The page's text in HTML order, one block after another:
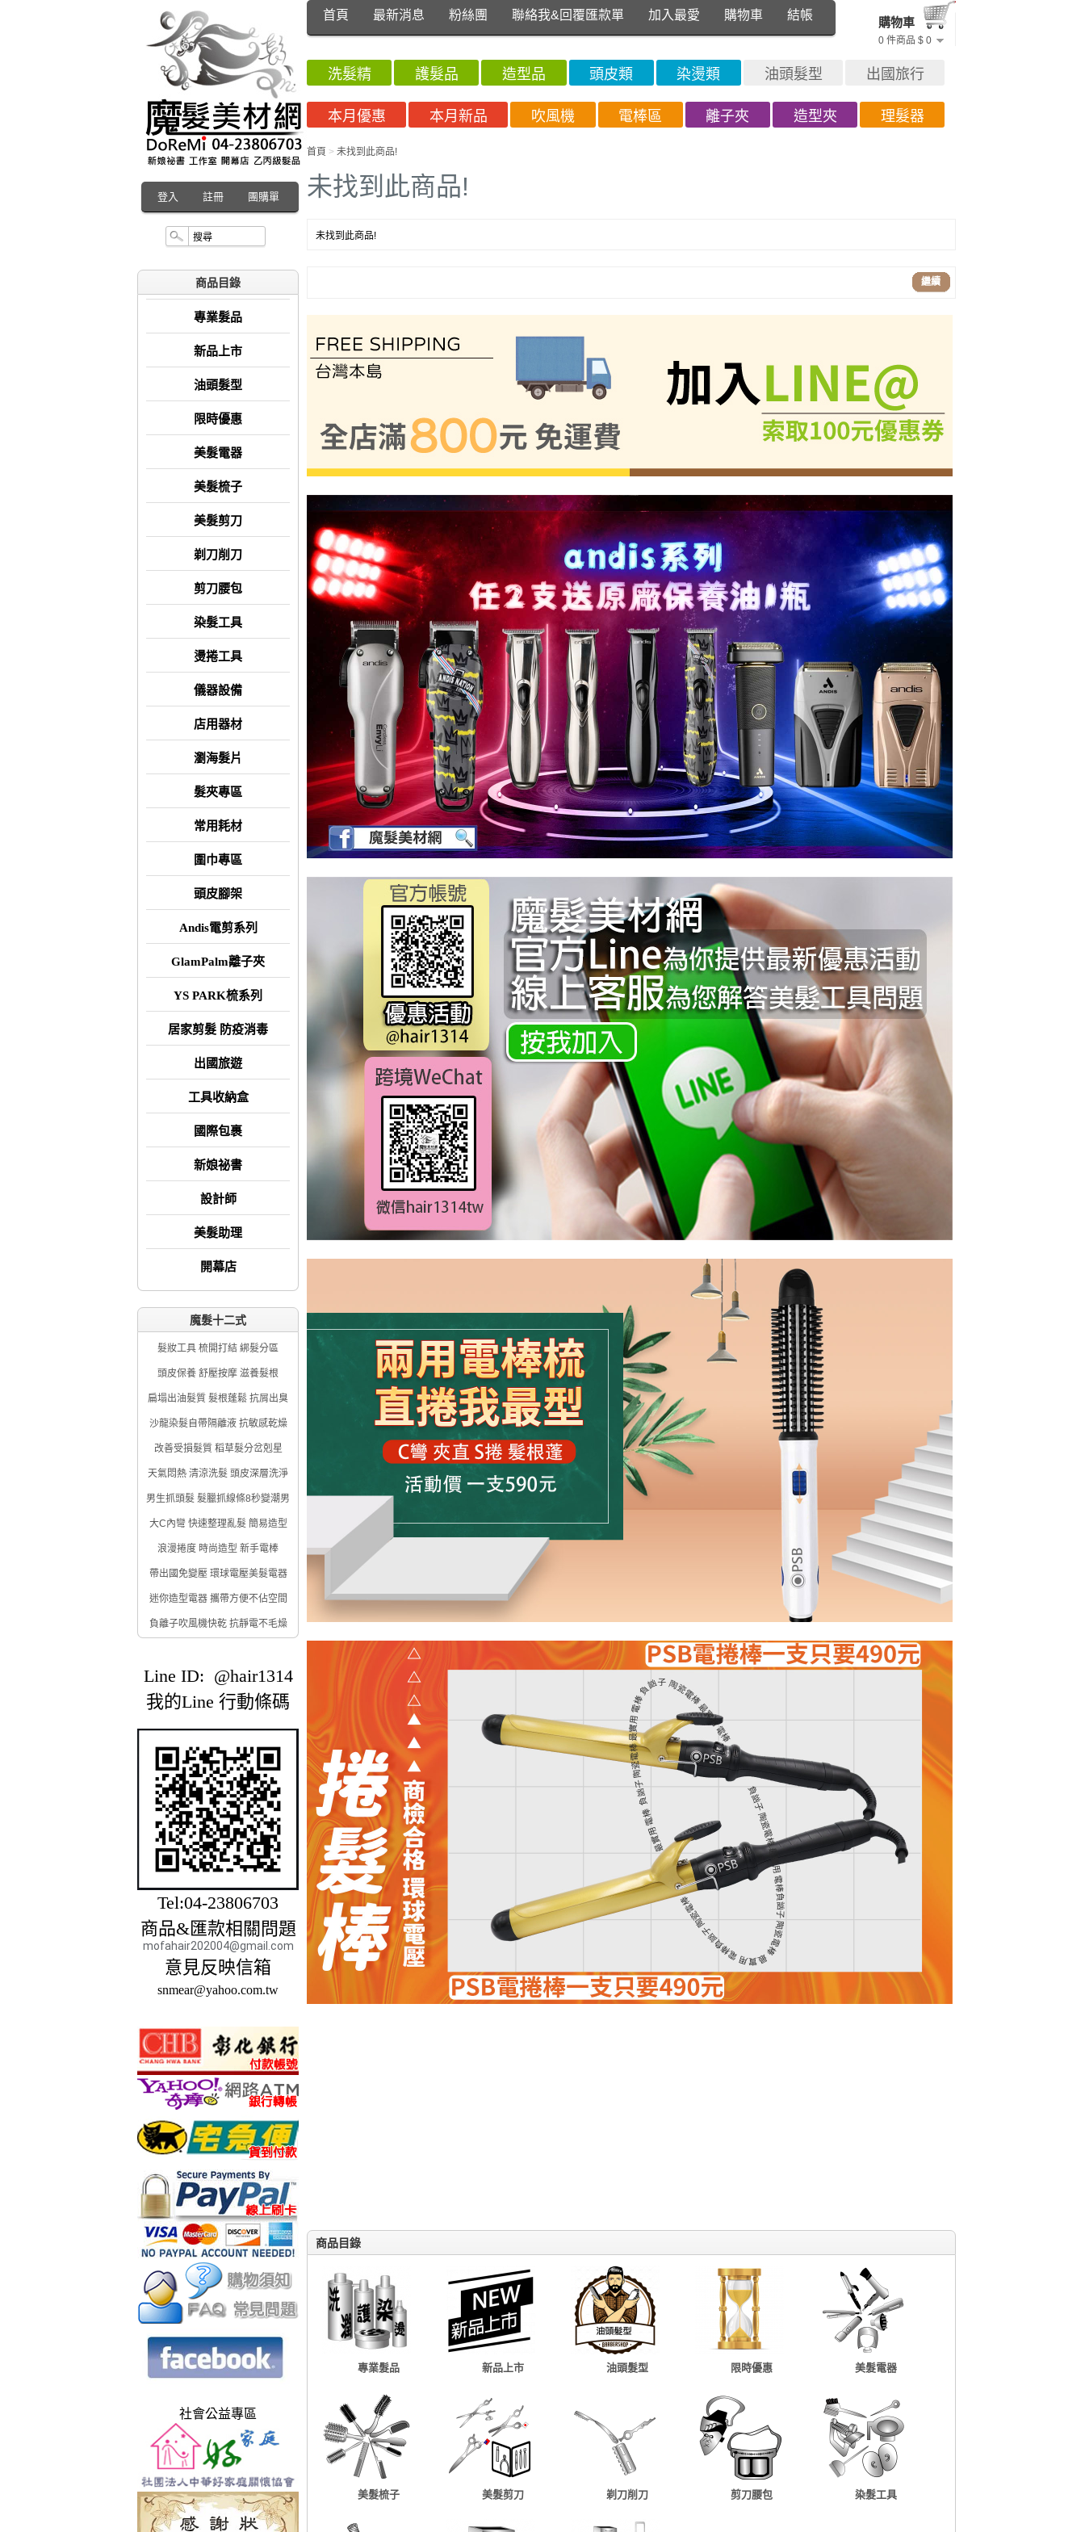
購物車
0 件商品 $ 0
登入 註冊 團購單
首頁 最新消息 粉絲團 聯絡我&回覆匯款單 加入最愛 購物車 結帳
商品目錄
專業髮品
新品上市
油頭髮型
限時優惠
美髮電器
美髮梳子
美髮剪刀
剃刀削刀
剪刀腰包
染髮工具
燙捲工具
儀器設備
店用器材
瀏海髮片
髮夾專區
常用耗材
圍巾專區
頭皮腳架
Andis電剪系列
GlamPalm離子夾
YS PARK梳系列
居家剪髮 防疫消毒
出國旅遊
工具收納盒
國際包裹
新娘祕書
設計師
美髮助理
開幕店
魔髮十二式
髮妝工具 梳開打結 綁髮分區
頭皮保養 舒壓按摩 滋養髮根
扁塌出油髮質 髮根蓬鬆 抗屑出臭
沙龍染髮自帶隔離液 抗敏感乾燥
改善受損髮質 稻草髮分岔剋星
天氣悶熱 清涼洗髮 頭皮深層洗淨
男生抓頭髮 髮臘抓線條8秒變潮男
大C內彎 快速整理亂髮 簡易造型
浪漫捲度 時尚造型 新手電棒
帶出國免變壓 環球電壓美髮電器
迷你造型電器 攜帶方便不佔空間
負離子吹風機快乾 抗靜電不毛燥
Line ID: @hair1314
我的Line 行動條碼
Tel:04-23806703
商品&匯款相關問題
mofahair202004@gmail.com
意見反映信箱
snmear@yahoo.com.tw
社會公益專區
洗髮精 護髮品 造型品 頭皮類 染燙類 油頭髮型
出國旅行
本月優惠
本月新品 吹風機 電棒區 離子夾 造型夾 理髮器
首頁 > 未找到此商品!
未找到此商品!
未找到此商品!
繼續
商品目錄
專業髮品 新品上市 油頭髮型 限時優惠 美髮電器
美髮梳子 美髮剪刀 剃刀削刀 剪刀腰包 染髮工具